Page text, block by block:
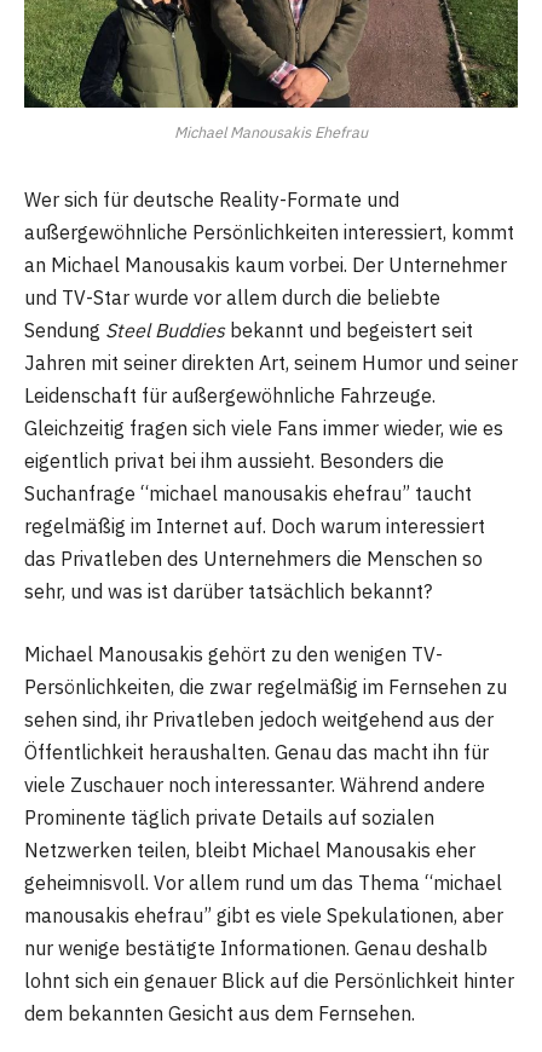
Michael Manousakis Ehefrau
Wer sich für deutsche Reality-Formate und
außergewöhnliche Persönlichkeiten interessiert, kommt
an Michael Manousakis kaum vorbei. Der Unternehmer
und TV-Star wurde vor allem durch die beliebte
Sendung Steel Buddiesbekannt und begeistert seit
Jahren mit seiner direkten Art, seinem Humor und seiner
Leidenschaft für außergewöhnliche Fahrzeuge.
Gleichzeitig fragen sich viele Fans immer wieder, wie es
eigentlich privat bei ihm aussieht. Besonders die
Suchanfrage “michael manousakis ehefrau” taucht
regelmäßig im Internet auf. Doch warum interessiert
das Privatleben des Unternehmers die Menschen so
sehr, und was ist darüber tatsächlich bekannt?
Michael Manousakis gehört zu den wenigen TV-
Persönlichkeiten, die zwar regelmäßig im Fernsehen zu
sehen sind, ihr Privatleben jedoch weitgehend aus der
Öffentlichkeit heraushalten. Genau das macht ihn für
viele Zuschauer noch interessanter. Während andere
Prominente täglich private Details auf sozialen
Netzwerken teilen, bleibt Michael Manousakis eher
geheimnisvoll. Vor allem rund um das Thema “michael
manousakis ehefrau” gibt es viele Spekulationen, aber
nur wenige bestätigte Informationen. Genau deshalb
lohnt sich ein genauer Blick auf die Persönlichkeit hinter
dem bekannten Gesicht aus dem Fernsehen.